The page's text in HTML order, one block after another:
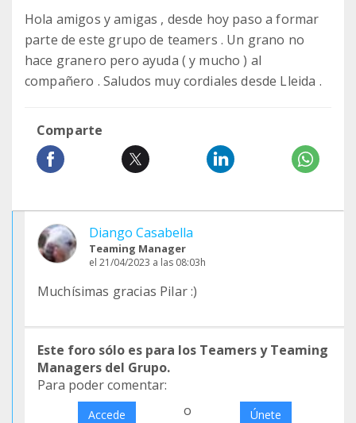
Hola amigos y amigas , desde hoy paso a formar
parte de este grupo de teamers . Un grano no
hace granero pero ayuda ( y mucho ) al
compañero . Saludos muy cordiales desde Lleida .
Comparte
Diango Casabella
Teaming Manager
el 21/04/2023 a las 08:03h
Muchísimas gracias Pilar :)
Este foro sólo es para los Teamers y Teaming
Managers del Grupo.
Para poder comentar:
Accede o Únete